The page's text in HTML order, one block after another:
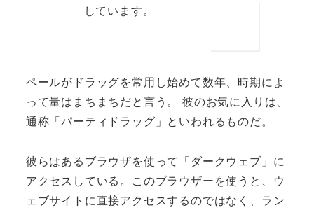
しています。
ペールがドラッグを常用し始めて数年、時期によ
って量はまちまちだと言う。 彼のお気に入りは、
通称「パーティドラッグ」といわれるものだ。
彼らはあるブラウザを使って「ダークウェブ」に
アクセスしている。このブラウザーを使うと、ウ
ェブサイトに直接アクセスするのではなく、ラン